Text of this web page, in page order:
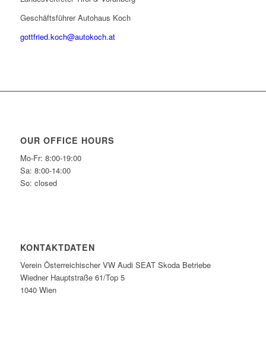
Geschäftsführer Autohaus Koch
gottfried.koch@autokoch.at
OUR OFFICE HOURS
Mo-Fr: 8:00-19:00
Sa: 8:00-14:00
So: closed
KONTAKTDATEN
Verein Österreichischer VW Audi SEAT Skoda Betriebe
Wiedner Hauptstraße 61/Top 5
1040 Wien